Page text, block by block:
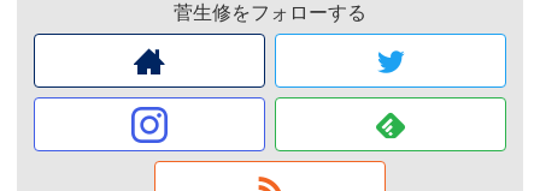
菅生修をフォローする